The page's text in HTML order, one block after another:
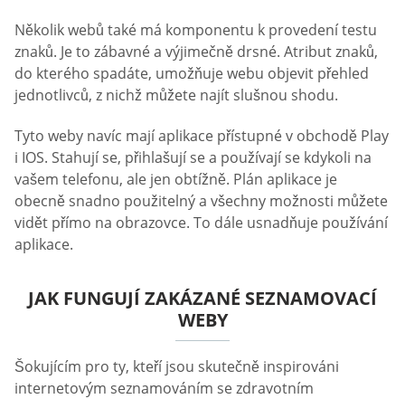
Několik webů také má komponentu k provedení testu
znaků. Je to zábavné a výjimečně drsné. Atribut znaků,
do kterého spadáte, umožňuje webu objevit přehled
jednotlivců, z nichž můžete najít slušnou shodu.
Tyto weby navíc mají aplikace přístupné v obchodě Play
i IOS. Stahují se, přihlašují se a používají se kdykoli na
vašem telefonu, ale jen obtížně. Plán aplikace je
obecně snadno použitelný a všechny možnosti můžete
vidět přímo na obrazovce. To dále usnadňuje používání
aplikace.
JAK FUNGUJÍ ZAKÁZANÉ SEZNAMOVACÍ
WEBY
Šokujícím pro ty, kteří jsou skutečně inspirováni
internetovým seznamováním se zdravotním